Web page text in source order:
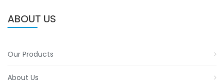
ABOUT US
Our Products
About Us